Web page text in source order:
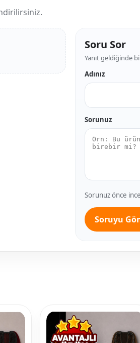
Soru Sor
Yanıt geldiğinde
Adınız
Sorunuz
Sorunuz önce
Soruyu